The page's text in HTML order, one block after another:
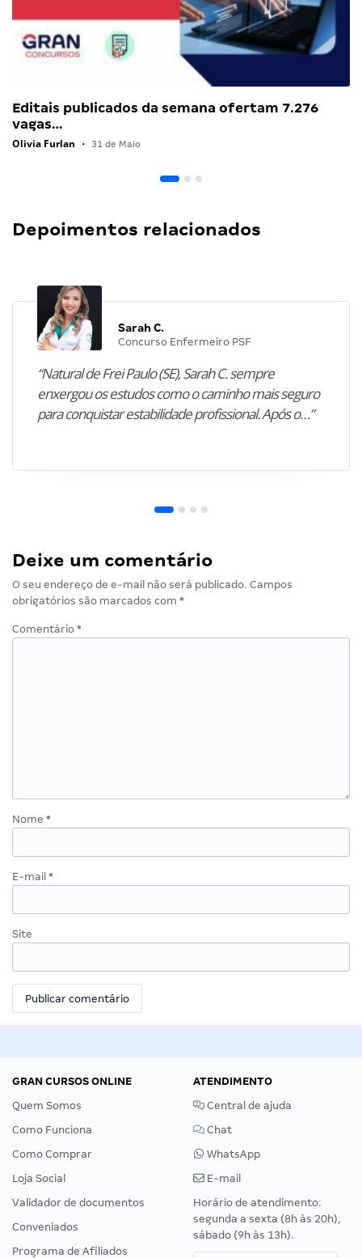
Editais publicados da semana ofertam 7.276
vagas…
Olivia Furlan • 31 de Maio
Depoimentos relacionados
Sarah C.
Concurso Enfermeiro PSF
“Natural de Frei Paulo (SE), Sarah C. sempre
enxergou os estudos como o caminho mais seguro
para conquistar estabilidade profissional. Após o…”
Deixe um comentário
O seu endereço de e-mail não será publicado. Campos
obrigatórios são marcados com *
Comentário *
Nome *
E-mail *
Site
GRAN CURSOS ONLINE
Quem Somos
Como Funciona
Como Comprar
Loja Social
Validador de documentos
Conveniados
Programa de Afiliados
ATENDIMENTO
Central de ajuda
Chat
WhatsApp
E-mail
Horário de atendimento:
segunda a sexta (8h às 20h),
sábado (9h às 13h).